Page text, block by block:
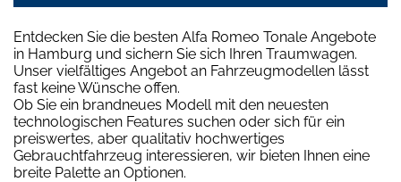
Entdecken Sie die besten Alfa Romeo Tonale Angebote
in Hamburg und sichern Sie sich Ihren Traumwagen.
Unser vielfältiges Angebot an Fahrzeugmodellen lässt
fast keine Wünsche offen.
Ob Sie ein brandneues Modell mit den neuesten
technologischen Features suchen oder sich für ein
preiswertes, aber qualitativ hochwertiges
Gebrauchtfahrzeug interessieren, wir bieten Ihnen eine
breite Palette an Optionen.